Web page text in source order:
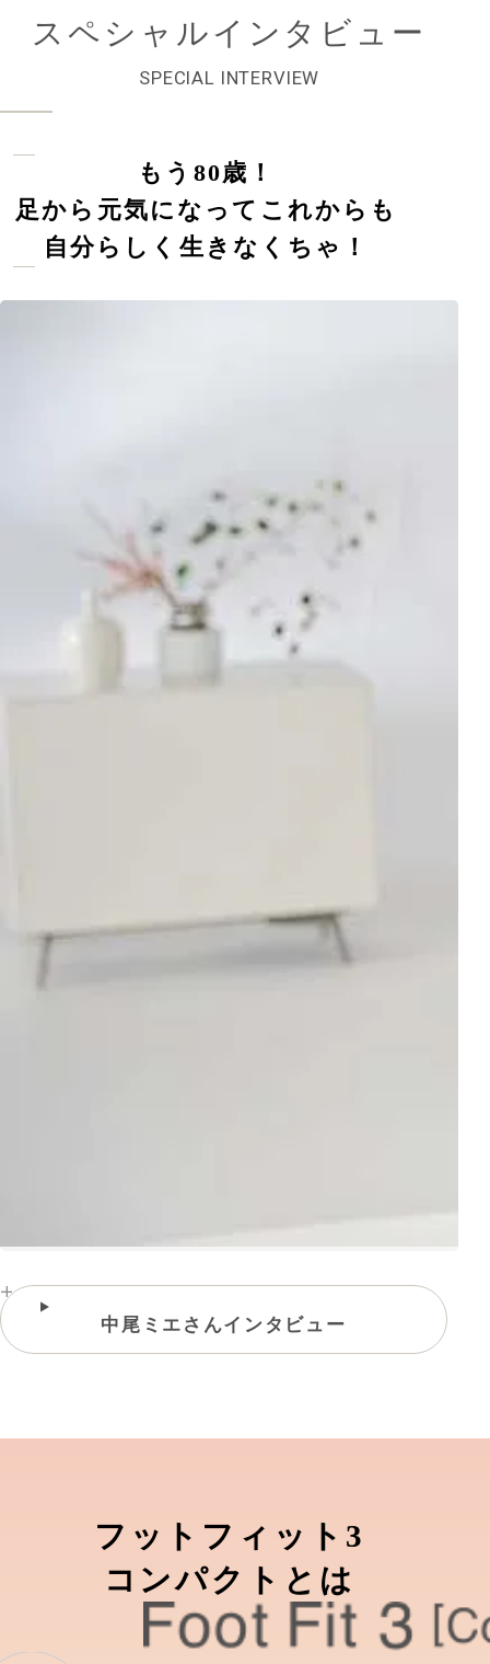
スペシャルインタビュー
SPECIAL INTERVIEW
もう80歳！
足から元気になってこれからも
自分らしく生きなくちゃ！
中尾ミエさんインタビュー
フットフィット3
コンパクトとは